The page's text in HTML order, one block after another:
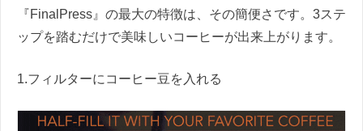
『FinalPress』の最大の特徴は、その簡便さです。3ステ
ップを踏むだけで美味しいコーヒーが出来上がります。
1.フィルターにコーヒー豆を入れる